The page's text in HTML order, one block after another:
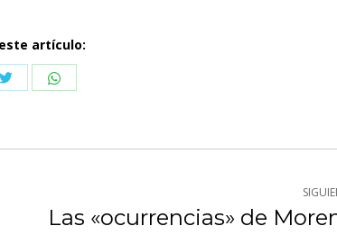
artículo:
CompartirCompartir
Publicación
Las «ocurrencias» de